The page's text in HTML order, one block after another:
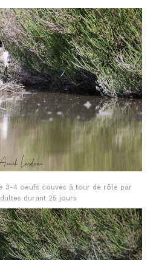
3-4 oeufs couvés à tour de rôle par
durant 25 jours